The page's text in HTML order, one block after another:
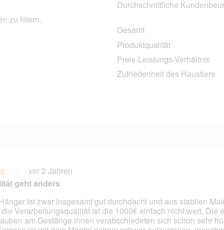
zu filtern.
Auswählen, um nach Bewertungen mit 5 Sternen zu filtern.
Auswählen, um nach Bewertungen mit 4 Sternen zu filtern.
Auswählen, um nach Bewertungen mit 3 Sternen zu filtern.
Durchschnittliche
Gesamt
Produktqualität
Preis-Leistungs-Verhältnis
Zufriedenheit des Haustiers
· vor 2 Jahren
geht anders
ist zwar insgesamt gut durchdacht und aus stabilen
Verarbeitungsqualität ist die 1000€ einfach nicht wert. Die
am Gestänge innen verabschiedeten sich schon sehr